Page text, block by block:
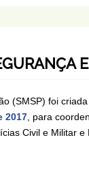
(SMSP) foi
2017, para
Civil e Militar